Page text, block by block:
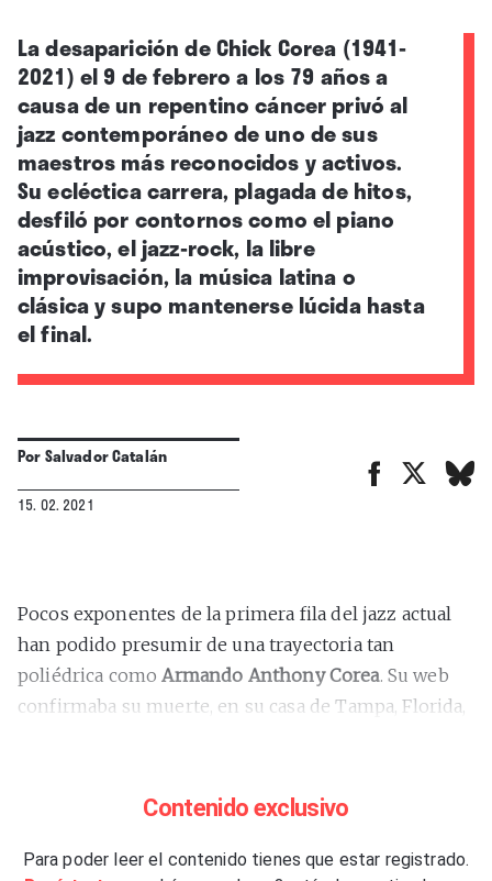
La desaparición de Chick Corea (1941-
2021) el 9 de febrero a los 79 años a
causa de un repentino cáncer privó al
jazz contemporáneo de uno de sus
maestros más reconocidos y activos.
Su ecléctica carrera, plagada de hitos,
desfiló por contornos como el piano
acústico, el jazz-rock, la libre
improvisación, la música latina o
clásica y supo mantenerse lúcida hasta
el final.
PorSalvador Catalán
15. 02. 2021
Pocos exponentes de la primera fila del jazz actual
han podido presumir de una trayectoria tan
poliédrica comoArmando Anthony Corea. Su web
confirmaba su muerte, en su casa de Tampa, Florida,
“El mundo no solo necesita más artistas,
amigos músicos que han sido como familia para mí
Contenido exclusivo
Para poder leer el contenido tienes que estar registrado.